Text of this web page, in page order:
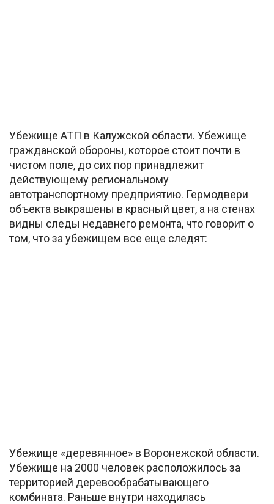
Убежище АТП в Калужской области. Убежище
гражданской обороны, которое стоит почти в
чистом поле, до сих пор принадлежит
действующему региональному
автотранспортному предприятию. Гермодвери
объекта выкрашены в красный цвет, а на стенах
видны следы недавнего ремонта, что говорит о
том, что за убежищем все еще следят:
Убежище «деревянное» в Воронежской области.
Убежище на 2000 человек расположилось за
территорией деревообрабатывающего
комбината. Раньше внутри находилась